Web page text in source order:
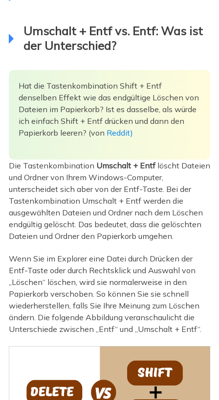
Umschalt + Entf vs. Entf: Was ist
der Unterschied?
Hat die Tastenkombination Shift + Entf
denselben Effekt wie das endgültige Löschen von
Dateien im Papierkorb? Ist es dasselbe, als würde
ich einfach Shift + Entf drücken und dann den
Papierkorb leeren? (von Reddit)
Die Tastenkombination Umschalt + Entflöscht Dateien
und Ordner von Ihrem Windows-Computer,
unterscheidet sich aber von der Entf-Taste. Bei der
Tastenkombination Umschalt + Entf werden die
ausgewählten Dateien und Ordner nach dem Löschen
endgültig gelöscht. Das bedeutet, dass die gelöschten
Dateien und Ordner den Papierkorb umgehen.
Wenn Sie im Explorer eine Datei durch Drücken der
Entf-Taste oder durch Rechtsklick und Auswahl von
„Löschen“ löschen, wird sie normalerweise in den
Papierkorb verschoben. So können Sie sie schnell
wiederherstellen, falls Sie Ihre Meinung zum Löschen
ändern. Die folgende Abbildung veranschaulicht die
Unterschiede zwischen „Entf“ und „Umschalt + Entf“.